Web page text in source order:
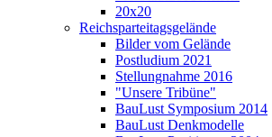
20x20
Reichsparteitagsgelände
Bilder vom Gelände
Postludium 2021
Stellungnahme 2016
"Unsere Tribüne"
BauLust Symposium 2014
BauLust Denkmodelle